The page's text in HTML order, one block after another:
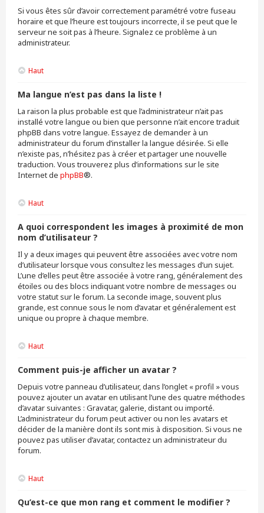
Si vous êtes sûr d’avoir correctement paramétré votre fuseau
horaire et que l’heure est toujours incorrecte, il se peut que le
serveur ne soit pas à l’heure. Signalez ce problème à un
administrateur.
Haut
Ma langue n’est pas dans la liste !
La raison la plus probable est que l’administrateur n’ait pas
installé votre langue ou bien que personne n’ait encore traduit
phpBB dans votre langue. Essayez de demander à un
administrateur du forum d’installer la langue désirée. Si elle
n’existe pas, n’hésitez pas à créer et partager une nouvelle
traduction. Vous trouverez plus d’informations sur le site
Internet de phpBB®.
Haut
A quoi correspondent les images à proximité de mon
nom d’utilisateur ?
Il y a deux images qui peuvent être associées avec votre nom
d’utilisateur lorsque vous consultez les messages d’un sujet.
L’une d’elles peut être associée à votre rang, généralement des
étoiles ou des blocs indiquant votre nombre de messages ou
votre statut sur le forum. La seconde image, souvent plus
grande, est connue sous le nom d’avatar et généralement est
unique ou propre à chaque membre.
Haut
Comment puis-je afficher un avatar ?
Depuis votre panneau d’utilisateur, dans l’onglet « profil » vous
pouvez ajouter un avatar en utilisant l’une des quatre méthodes
d’avatar suivantes : Gravatar, galerie, distant ou importé.
L’administrateur du forum peut activer ou non les avatars et
décider de la manière dont ils sont mis à disposition. Si vous ne
pouvez pas utiliser d’avatar, contactez un administrateur du
forum.
Haut
Qu’est-ce que mon rang et comment le modifier ?